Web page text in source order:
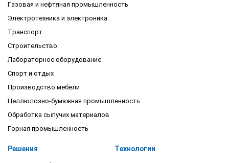
Газовая и нефтяная промышленность
Электротехника и электроника
Транспорт
Строительство
Лабораторное оборудование
Спорт и отдых
Производство мебели
Целлюлозно-бумажная промышленность
Обработка сыпучих материалов
Горная промышленность
Решения Технологии